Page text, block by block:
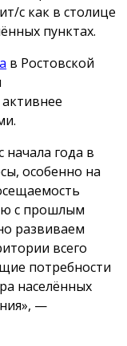
с как в столице
пунктах.
в Ростовской
года в
особенно на
с прошлым
развиваем
всего
потребности
населённых
—